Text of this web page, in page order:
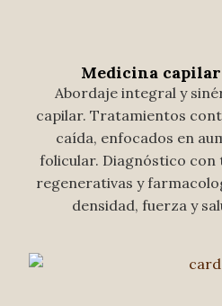
Medicina
Abordaje integral y
capilar. Tratamientos
caída, enfocados en
folicular. Diagnóstico
regenerativas y
densidad, fuerza y